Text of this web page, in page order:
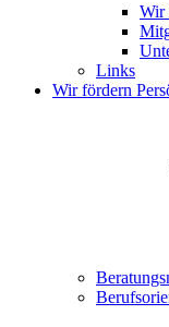
Wir
Links
Wir fördern